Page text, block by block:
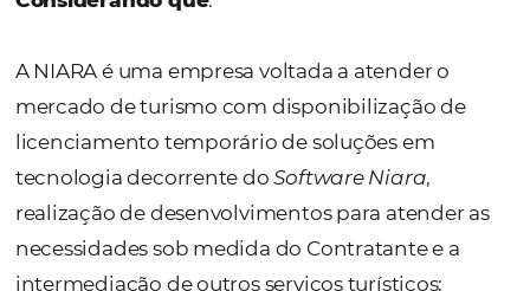
Licenciada à este Contrato, estabelecem de
comum acordo as condições específicas a
observadas individualmente ou em
Considerando que